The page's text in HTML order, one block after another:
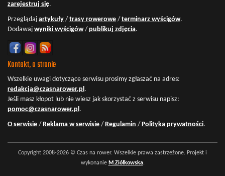
zarejestruj się.
Przeglądaj artykuły / trasy rowerowe / terminarz wyścigów.
Dodawaj wyniki wyścigów/ publikuj zdjęcia.
Kontakt, o stronie
Wszelkie uwagi dotyczące serwisu prosimy zgłaszać na adres:
redakcja@czasnarower.pl.
Jeśli masz kłopot lub nie wiesz jak skorzystać z serwisu napisz:
pomoc@czasnarower.pl.
O serwisie / Reklama w serwisie / Regulamin / Polityka prywatności.
Copyright 2008-2026 © Czas na rower. Wszelkie prawa zastrzeżone. Projekt i
wykonanie M.Ziółkowska.